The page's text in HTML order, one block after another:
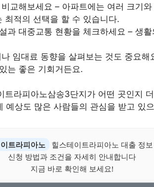
교해보세요 – 아파트에는 여러 크기
최적의 선택을 할 수 있습니다.
과 대중교통 현황을 체크하세요 – 생
임대료 동향을 살펴보는 것도 중요해
는 좋은 기회거든요.
트라피아노삼송3단지가 어떤 곳인지
예상도 많은 사람들의 관심을 받고 있
트라피아노
힐스테이트라피아노 대출 정
신청 방법과 조건을 자세히 안내합니다
지금 바로 확인해 보세요!